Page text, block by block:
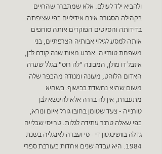
ולהביא ילד לעולם. אלא שמתברר שהחיים
בקהילה הסגורה אינם אידיליים כפי שציפתה.
בדידותה והסיוטים הפוקדים אותה סוחפים
אותה למסע לגילוי אבותיה הצרפתיים, בני
משפחת טורנייה. ארבע מאות שנה קודם לכן,
איזבל דו מולן, המכונה "לה רוס" בגלל שערה
האדום הלוהט, מעונה ומנודה מהכפר שלה
משום שהיא נחשדת בכישוף. כשהיא
מתעברת, אין לה בררה אלא להינשא לבן
טורנייה - צעד שטומן בחובו גורל איום ונורא,
כפי שאלה טרנר עתידה לגלות. טרייסי שבלייה
גדלה בוושינגטון די - סי ועברה לאנגליה בשנת
1984. היא עבדה שנים אחדות כעורכת ספרי